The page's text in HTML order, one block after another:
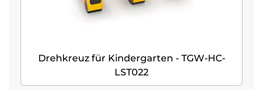
Drehkreuz für Kindergarten - TGW-HC-
LST022